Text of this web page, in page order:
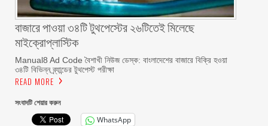
বাজারে পাওয়া ৩৪টি টুথপেস্টের ২৬টিতেই মিলেছে
মাইক্রোপ্লাস্টিক
Manual8 Ad Code বৈশাখী নিউজ ডেস্ক: বাংলাদেশের বাজারে বিক্রি হওয়া
৩৪টি বিভিন্ন ব্র্যান্ডের টুথপেস্ট পরীক্ষা
READ MORE
সংবাদটি শেয়ার করুন
WhatsApp